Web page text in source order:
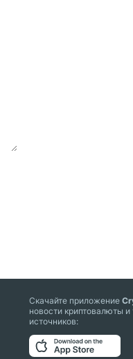
Скачайте приложение
новости криптовалюты и
источников: